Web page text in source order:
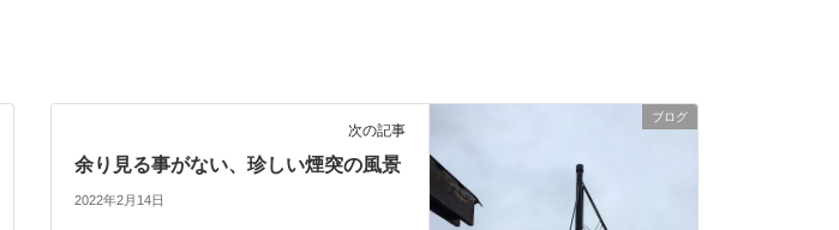
ブログ
次の記事
余り見る事がない、珍しい煙突の風景
2022年2月14日